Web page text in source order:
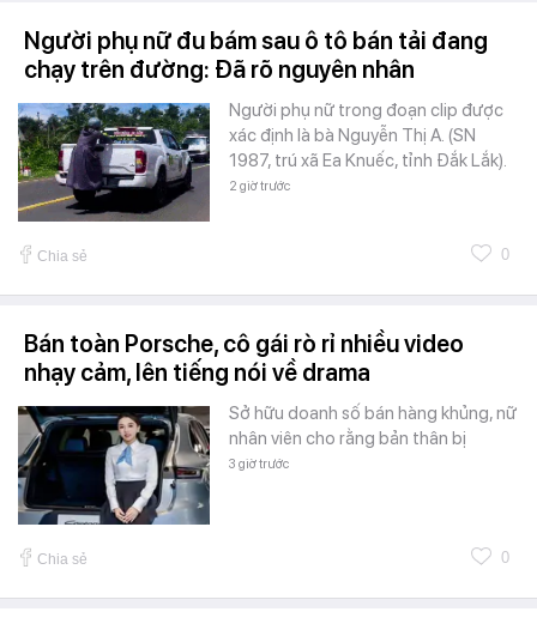
Người phụ nữ đu bám sau ô tô bán tải đang
chạy trên đường: Đã rõ nguyên nhân
Người phụ nữ trong đoạn clip được
xác định là bà Nguyễn Thị A. (SN
1987, trú xã Ea Knuếc, tỉnh Đắk Lắk).
2 giờ trước
Chia sẻ 0
Bán toàn Porsche, cô gái rò rỉ nhiều video
nhạy cảm, lên tiếng nói về drama
Sở hữu doanh số bán hàng khủng, nữ
nhân viên cho rằng bản thân bị
3 giờ trước
Chia sẻ 0